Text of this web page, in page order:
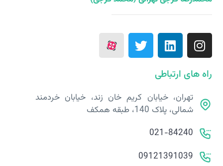
راه های ارتباطی
تهران، خیابان کریم خان زند، خیابان خردمند
شمالی، پلاک 140، طبقه همکف
021-84240
09121391039